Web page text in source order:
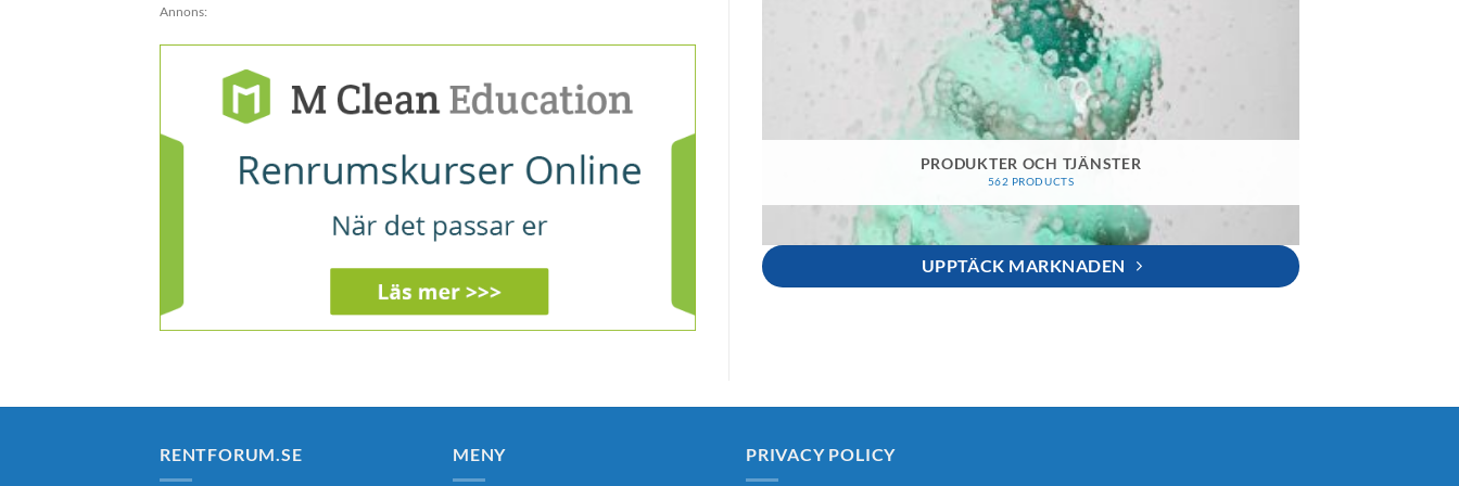
Annons:
PRODUKTER OCH TJÄNSTER
562 PRODUCTS
UPPTÄCK MARKNADEN
RENTFORUM.SE MENY PRIVACY POLICY